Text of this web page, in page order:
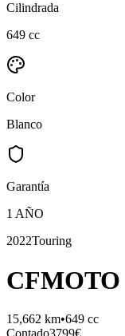
Cilindrada
649 cc
Color
Blanco
Garantía
1 AÑO
2022Touring
CFMOTO
15,662 km•649 cc
Contado3799€